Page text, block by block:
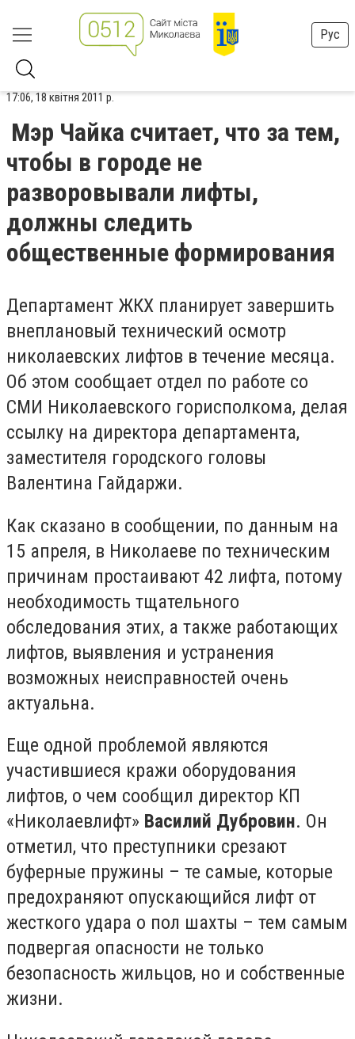
Рус
17:06, 18 квітня 2011 р.
Мэр Чайка считает, что за тем,
чтобы в городе не
разворовывали лифты,
должны следить
общественные формирования
Департамент ЖКХ планирует завершить
внеплановый технический осмотр
николаевских лифтов в течение месяца.
Об этом сообщает отдел по работе со
СМИ Николаевского горисполкома, делая
ссылку на директора департамента,
заместителя городского головы
Валентина Гайдаржи.
Как сказано в сообщении, по данным на
15 апреля, в Николаеве по техническим
причинам простаивают 42 лифта, потому
необходимость тщательного
обследования этих, а также работающих
лифтов, выявления и устранения
возможных неисправностей очень
актуальна.
Еще одной проблемой являются
участившиеся кражи оборудования
лифтов, о чем сообщил директор КП
«Николаевлифт» Василий Дубровин. Он
отметил, что преступники срезают
буферные пружины – те самые, которые
предохраняют опускающийся лифт от
жесткого удара о пол шахты – тем самым
подвергая опасности не только
безопасность жильцов, но и собственные
жизни.